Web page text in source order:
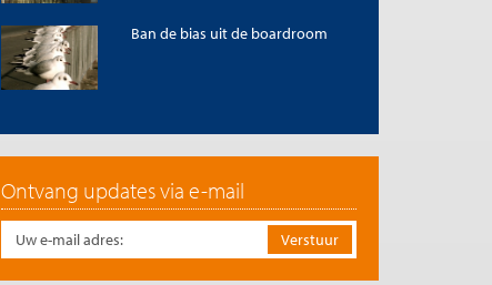
Ban de bias uit de boardroom
Ontvang updates via e-mail